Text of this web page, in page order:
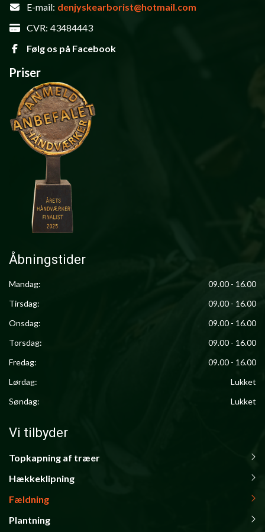
E-mail: denjyskearborist@hotmail.com
CVR: 43484443
Følg os på Facebook
Priser
Åbningstider
Mandag:
09.00 - 16.00
Tirsdag:
09.00 - 16.00
Onsdag:
09.00 - 16.00
Torsdag:
09.00 - 16.00
Fredag:
09.00 - 16.00
Lørdag:
Lukket
Søndag:
Lukket
Vi tilbyder
Primær
navigation
Topkapning af træer
Hækkeklipning
Fældning
Plantning